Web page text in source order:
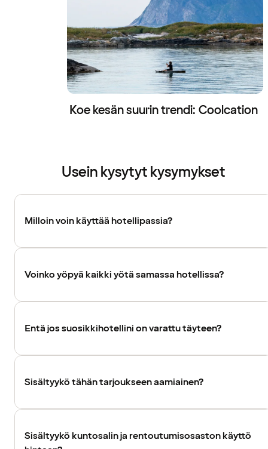
Koe kesän suurin trendi: Coolcation
Usein kysytyt kysymykset
Milloin voin käyttää hotellipassia?
Voinko yöpyä kaikki yötä samassa hotellissa?
Entä jos suosikkihotellini on varattu täyteen?
Sisältyykö tähän tarjoukseen aamiainen?
Sisältyykö kuntosalin ja rentoutumisosaston käyttö